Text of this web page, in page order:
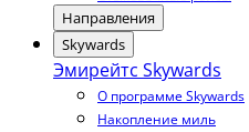
Направления
Skywards
Эмирейтс Skywards
О программе Skywards
Накопление миль